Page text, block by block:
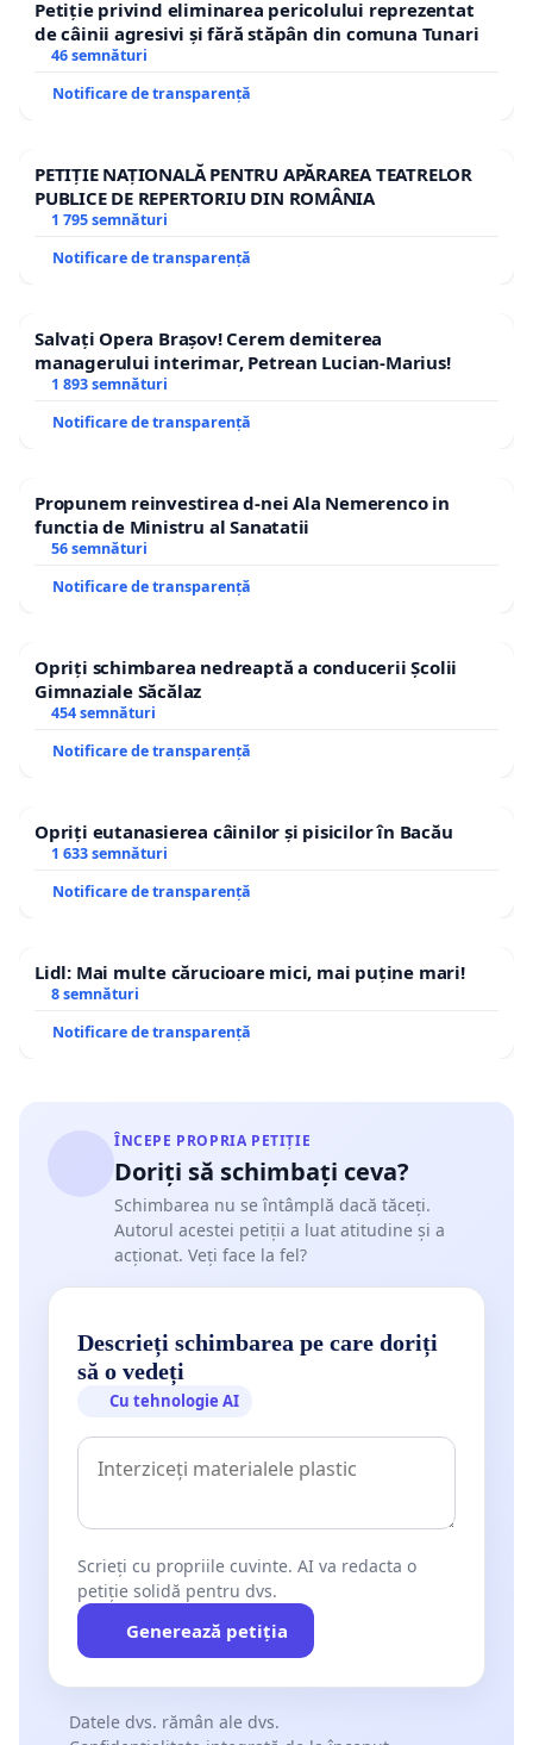
Petiție privind eliminarea pericolului reprezentat
de câinii agresivi și fără stăpân din comuna Tunari
46 semnături
Notificare de transparență
PETIȚIE NAȚIONALĂ PENTRU APĂRAREA TEATRELOR
PUBLICE DE REPERTORIU DIN ROMÂNIA
1 795 semnături
Notificare de transparență
Salvați Opera Brașov! Cerem demiterea
managerului interimar, Petrean Lucian-Marius!
1 893 semnături
Notificare de transparență
Propunem reinvestirea d-nei Ala Nemerenco in
functia de Ministru al Sanatatii
56 semnături
Notificare de transparență
Opriți schimbarea nedreaptă a conducerii Școlii
Gimnaziale Săcălaz
454 semnături
Notificare de transparență
Opriți eutanasierea câinilor și pisicilor în Bacău
1 633 semnături
Notificare de transparență
Lidl: Mai multe cărucioare mici, mai puține mari!
8 semnături
Notificare de transparență
ÎNCEPE PROPRIA PETIȚIE
Doriți să schimbați ceva?
Schimbarea nu se întâmplă dacă tăceți.
Autorul acestei petiții a luat atitudine și a
acționat. Veți face la fel?
Descrieți schimbarea pe care doriți
să o vedeți
Cu tehnologie AI
Scrieți cu propriile cuvinte. AI va redacta o
petiție solidă pentru dvs.
Generează petiția
Datele dvs. rămân ale dvs.